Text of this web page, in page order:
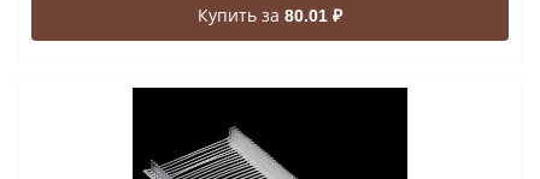
Купить за 80.01 ₽